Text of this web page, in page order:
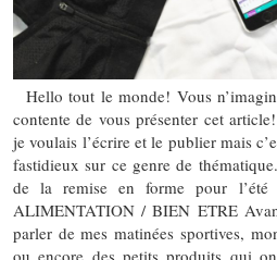
Hello tout le monde! Vous
contente de vous présenter cet
je voulais l’écrire et le publier mais
fastidieux sur ce genre de
de la remise en forme pour l’été
ALIMENTATION / BIEN ETRE
parler de mes matinées sportives,
ou encore des petits produits qui